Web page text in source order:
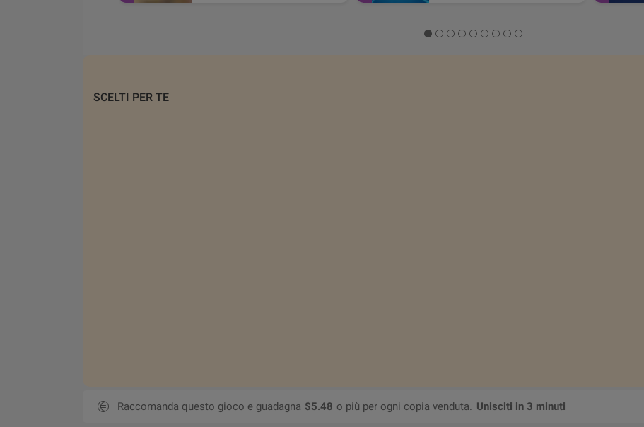
SCELTI PER TE
Raccomanda questo gioco e guadagna $5.48 o più per ogni copia venduta. Unisciti in 3 minuti